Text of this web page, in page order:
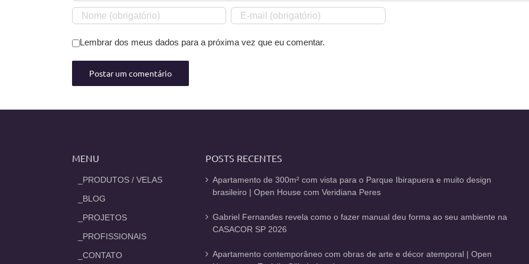
Lembrar dos meus dados para a próxima vez que eu comentar.
MENU
_PRODUTOS / VELAS
_BLOG
_PROJETOS
_PROFISSIONAIS
_CONTATO
POSTS RECENTES
Apartamento de 300m² com vista para o Parque Ibirapuera e muito design
brasileiro | Open House com Veridiana Peres
Gabriel Fernandes revela como o fazer manual deu forma ao seu ambiente na
CASACOR SP 2026
Apartamento contemporâneo com obras de arte e décor atemporal | Open